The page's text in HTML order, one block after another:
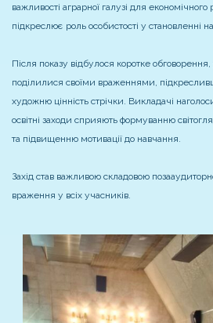
важливості аграрної галузі для
підкреслює роль особистості у становленні
Після показу відбулося коротке
поділилися своїми враженнями,
художню цінність стрічки. Викладачі
освітні заходи сприяють формуванню
та підвищенню мотивації до навчання.
Захід став важливою складовою
враження у всіх учасників.